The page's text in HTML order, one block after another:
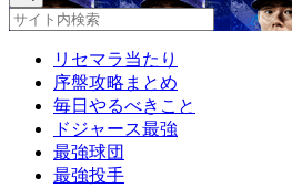
リセマラ当たり
序盤攻略まとめ
毎日やるべきこと
ドジャース最強
最強球団
最強投手